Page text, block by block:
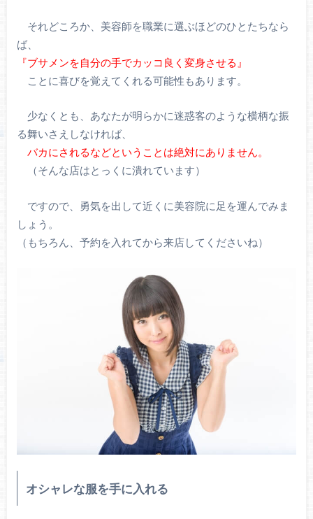
それどころか、美容師を職業に選ぶほどのひとたちなら
ば、
『ブサメンを自分の手でカッコ良く変身させる』
ことに喜びを覚えてくれる可能性もあります。
少なくとも、あなたが明らかに迷惑客のような横柄な振
る舞いさえしなければ、
バカにされるなどということは絶対にありません。
（そんな店はとっくに潰れています）
ですので、勇気を出して近くに美容院に足を運んでみま
しょう。
（もちろん、予約を入れてから来店してくださいね）
オシャレな服を手に入れる